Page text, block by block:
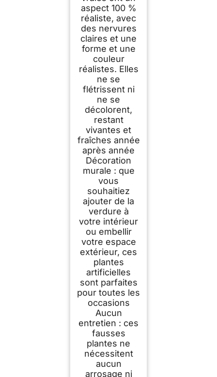
aspect 100 %
réaliste, avec
des nervures
claires et une
forme et une
couleur
réalistes. Elles
ne se
flétrissent ni
ne se
décolorent,
restant
vivantes et
fraîches année
après année
Décoration
murale : que
vous
souhaitiez
ajouter de la
verdure à
votre intérieur
ou embellir
votre espace
extérieur, ces
plantes
artificielles
sont parfaites
pour toutes les
occasions
Aucun
entretien : ces
fausses
plantes ne
nécessitent
aucun
arrosage ni